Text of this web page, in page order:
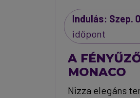
Indulás: Szep.
időpont
A
MONACO
Nizza elegáns